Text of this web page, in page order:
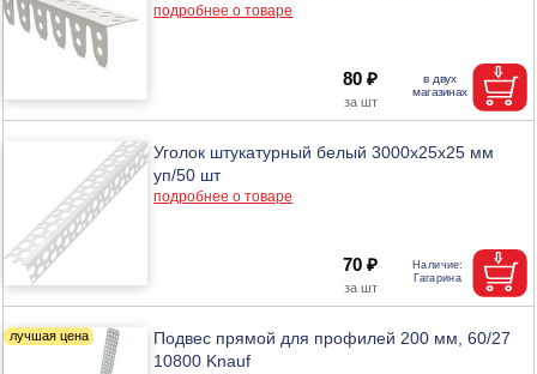
подробнее о товаре
80 ₽
Уголок штукатурный белый 3000х25х25 мм
уп/50 шт
подробнее о товаре
70 ₽
Подвес прямой для профилей 200 мм, 60/27
10800 Knauf